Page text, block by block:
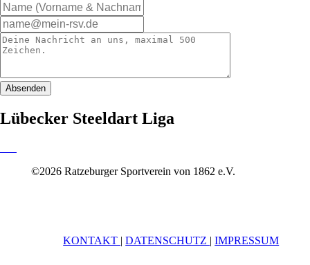
Absenden
Lübecker Steeldart Liga
©2026 Ratzeburger Sportverein von 1862 e.V.
KONTAKT |DATENSCHUTZ |IMPRESSUM